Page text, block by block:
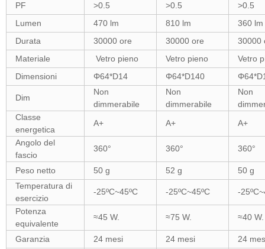
PF
>0.5 >0.5
>0.5
Lumen
470 lm 810 lm
360 lm
Durata
30000 ore 30000 ore
30000
Materiale
Vetro pieno Vetro pieno
Vetro
Dimensioni
Φ64*D14 Φ64*D140
Dim
Non
dimmerabile
Non
dimmerabile
Non
Classe
energetica
A+ A+ A+
Angolo del
fascio
360° 360° 360°
Peso netto 50 g 52 g
50 g
Temperatura di
esercizio
-25ºC~45ºC -25ºC~45ºC -
Potenza
equivalente
≈45 W. ≈75 W. ≈40 W.
Garanzia 24 mesi 24 mesi
24